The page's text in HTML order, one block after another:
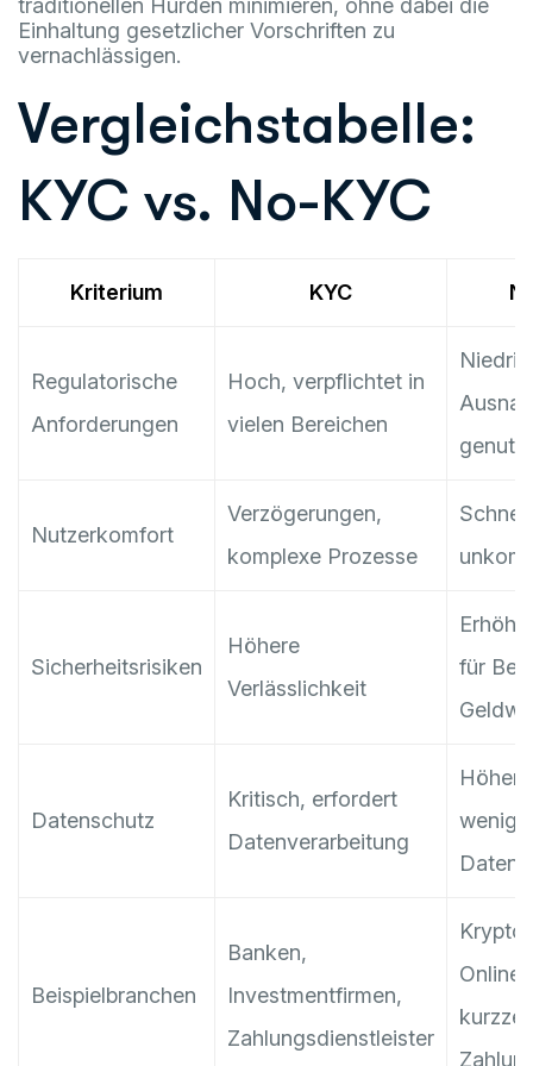
traditionellen Hürden minimieren, ohne dabei die
Einhaltung gesetzlicher Vorschriften zu
vernachlässigen.
Vergleichstabelle:
KYC vs. No-KYC
Kriterium KYC
Regulatorische
Anforderungen
Hoch, verpflichtet in
vielen Bereichen
genutzt
Nutzerkomfort
Verzögerungen,
komplexe Prozesse
Sicherheitsrisiken
Höhere
Verlässlichkeit
für
Datenschutz
Kritisch, erfordert
Datenverarbeitung
Höher,
Beispielbranchen
Banken,
Investmentfirmen,
Zahlungsdienstleister